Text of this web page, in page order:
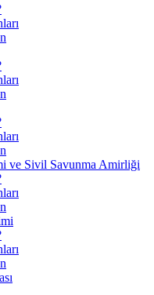
ve Sivil Savunma Amirliği